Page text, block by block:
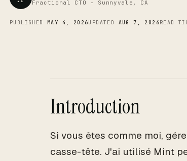
Fractional CTO - Sunnyvale, CA
PUBLISHED MAY 4, 2026UPDATED AUG 7, 2026READ
Introduction
Si vous êtes comme moi,
casse-tête. J'ai utilisé Mint